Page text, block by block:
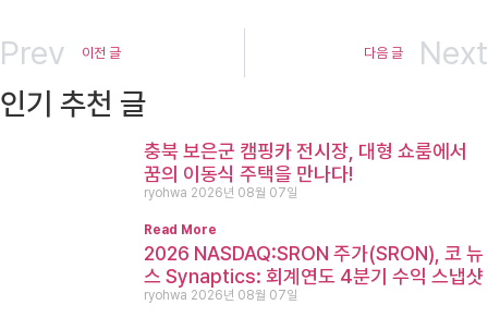
Prev 이전 글 다음 글 Next
인기 추천 글
충북 보은군 캠핑카 전시장, 대형 쇼룸에서
꿈의 이동식 주택을 만나다!
ryohwa 2026년 08월 07일
Read More
2026 NASDAQ:SRON 주가(SRON), 코 뉴
스 Synaptics: 회계연도 4분기 수익 스냅샷
ryohwa 2026년 08월 07일